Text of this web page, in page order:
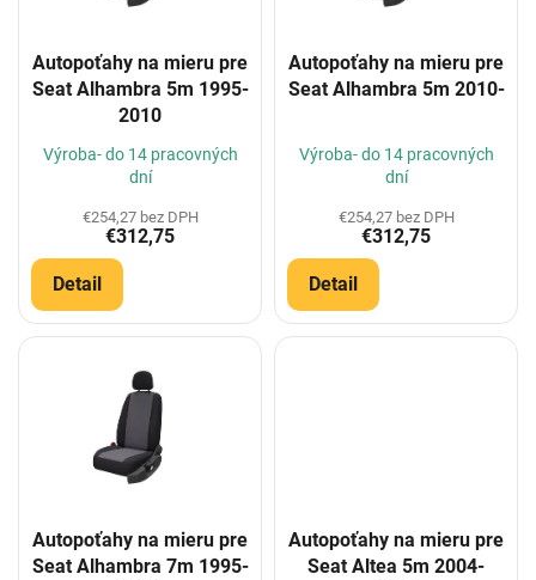
Autopoťahy na mieru pre
Seat Alhambra 5m 1995-
2010
Výroba- do 14 pracovných
dní
€254,27 bez DPH
€312,75
Detail
Autopoťahy na mieru pre
Seat Alhambra 5m 2010-
Výroba- do 14 pracovných
dní
€254,27 bez DPH
€312,75
Detail
Autopoťahy na mieru pre
Seat Alhambra 7m 1995-
Autopoťahy na mieru pre
Seat Altea 5m 2004-